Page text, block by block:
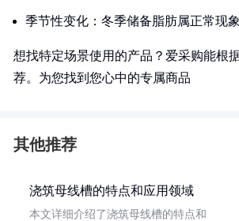
季节性变化：冬季储备脂肪属正常现象
想找特定场景使用的产品？爱采购能根
荐。为您找到您心中的专属商品
其他推荐
浇筑母线槽的特点和应用领域
本文详细介绍了浇筑母线槽的特点和